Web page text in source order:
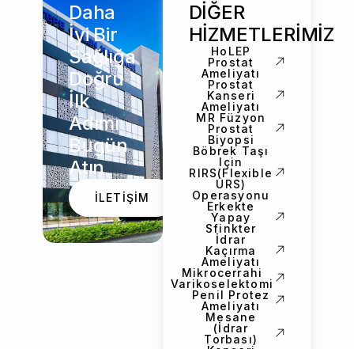
Daha
İyi Bir
Sağlığa
Doğru
İlk
Adımı
Bugün
Atın
İLETİŞİM
DİĞER
HİZMETLERİMİZ
HoLEP
Prostat
Ameliyatı
Prostat
Kanseri
Ameliyatı
MR Füzyon
Prostat
Biyopsi
Böbrek Taşı
Için
RIRS(Flexible
URS)
Operasyonu
Erkekte
Yapay
Sfinkter
İdrar
Kaçırma
Ameliyatı
Mikrocerrahi
Varikoselektomi
Penil Protez
Ameliyatı
Mesane
(İdrar
Torbası)